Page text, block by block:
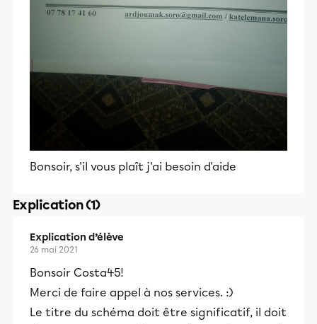
Bonsoir, s'il vous plaît j'ai besoin d'aide
Explication (1)
Explication d’élève
26 mai 2021
Bonsoir Costa45!
Merci de faire appel à nos services. :)
Le titre du schéma doit être significatif, il doit